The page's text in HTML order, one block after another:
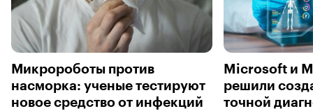
Микророботы против
насморка: ученые тестируют
новое средство от инфекций
Microsoft и
решили
точной